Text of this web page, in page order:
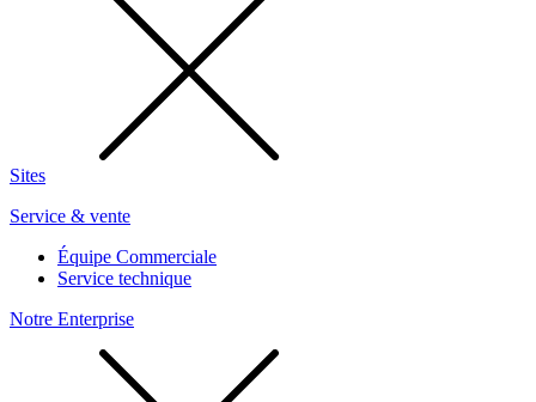
Sites
Service & vente
Équipe Commerciale
Service technique
Notre Enterprise